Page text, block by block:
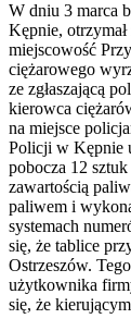
W dniu 3 marca
Kępnie, otrzymał
miejscowość
ciężarowego
ze zgłaszającą
kierowca
na miejsce
Policji w Kępnie
pobocza 12
zawartością
paliwem i
systemach
się, że tablice
Ostrzeszów.
użytkownika
się, że